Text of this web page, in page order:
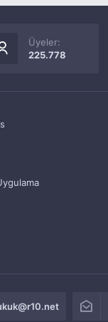
Üyeler:
225.778